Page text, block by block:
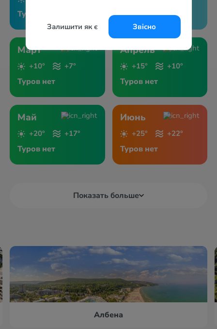
Залишити як є Звісно
Туров нет Туров нет
Март
+10° +7°
Туров нет
Апрель
+15° +10°
Туров нет
Май
+20° +17°
Туров нет
Июнь
+25° +22°
Туров нет
Показать больше
Албена